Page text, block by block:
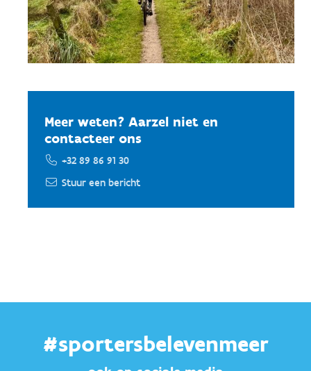
Meer weten? Aarzel niet en
contacteer ons
+32 89 86 91 30
Stuur een bericht
#sportersbelevenmeer